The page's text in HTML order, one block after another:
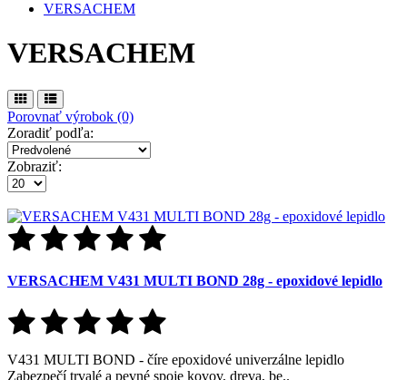
VERSACHEM
VERSACHEM
Porovnať výrobok (0)
Zoradiť podľa:
Zobraziť:
VERSACHEM V431 MULTI BOND 28g - epoxidové lepidlo
V431 MULTI BOND - číre epoxidové univerzálne lepidlo
Zabezpečí trvalé a pevné spoje kovov, dreva, be..